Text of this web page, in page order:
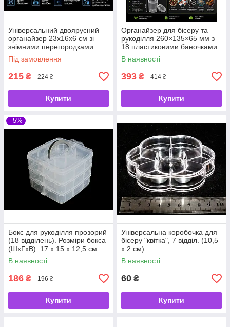
Універсальний двоярусний
органайзер 23х16х6 см зі
знімними перегородками
Під замовлення
215 ₴ 224 ₴
Купити
Органайзер для бісеру та
рукоділля 260×135×65 мм з
18 пластиковими баночками
В наявності
393 ₴ 414 ₴
Купити
–5%
Бокс для рукоділля прозорий
(18 відділень). Розміри бокса
(ШхГхВ): 17 х 15 х 12,5 см.
В наявності
186 ₴ 196 ₴
Купити
Універсальна коробочка для
бісеру "квітка", 7 відділ. (10,5
х 2 см)
В наявності
60 ₴
Купити